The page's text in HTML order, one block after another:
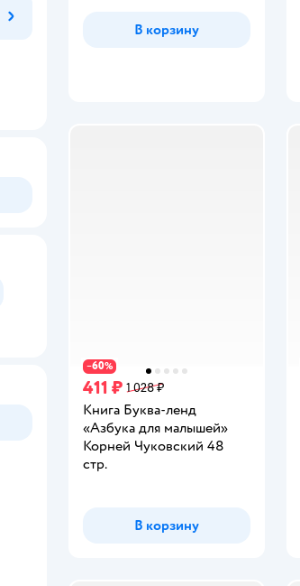
В корзину
−60%
411 ₽ 1 028 ₽
Книга Буква-ленд
«Азбука для малышей»
Корней Чуковский 48
стр.
В корзину